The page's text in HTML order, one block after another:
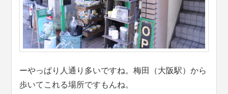
ーやっぱり人通り多いですね。梅田（大阪駅）から
歩いてこれる場所ですもんね。